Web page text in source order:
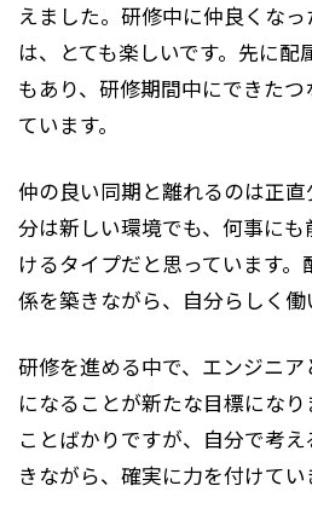
えました。研修中に仲良くな
は、とても楽しいです。先に
もあり、研修期間中にできた
ています。
仲の良い同期と離れるのは正
分は新しい環境でも、何事に
けるタイプだと思っています
係を築きながら、自分らしく働
研修を進める中で、エンジニア
になることが新たな目標にな
ことばかりですが、自分で考
きながら、確実に力を付けてい